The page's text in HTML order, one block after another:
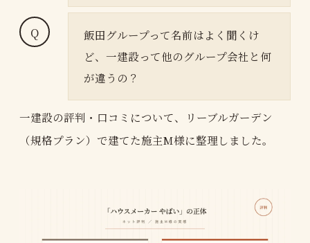
飯田グループって名前はよく聞くけ
ど、一建設って他のグループ会社と何
が違うの？
一建設の評判・口コミについて、リーブルガーデン
（規格プラン）で建てた施主M様に整理しました。